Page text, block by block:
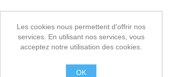
Les cookies nous permettent d'offrir nos
services. En utilisant nos services, vous
acceptez notre utilisation des cookies.
OK